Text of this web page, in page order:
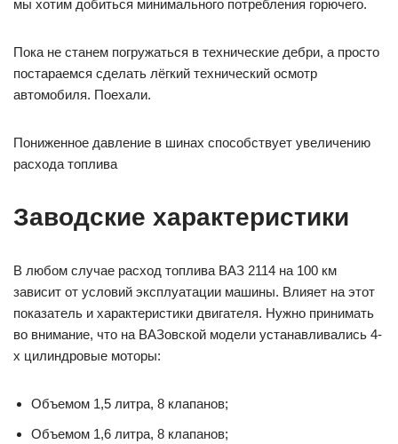
мы хотим добиться минимального потребления горючего.
Пока не станем погружаться в технические дебри, а просто
постараемся сделать лёгкий технический осмотр
автомобиля. Поехали.
Пониженное давление в шинах способствует увеличению
расхода топлива
Заводские характеристики
В любом случае расход топлива ВАЗ 2114 на 100 км
зависит от условий эксплуатации машины. Влияет на этот
показатель и характеристики двигателя. Нужно принимать
во внимание, что на ВАЗовской модели устанавливались 4-
х цилиндровые моторы:
Объемом 1,5 литра, 8 клапанов;
Объемом 1,6 литра, 8 клапанов;